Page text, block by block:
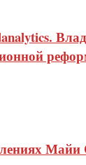
Майи